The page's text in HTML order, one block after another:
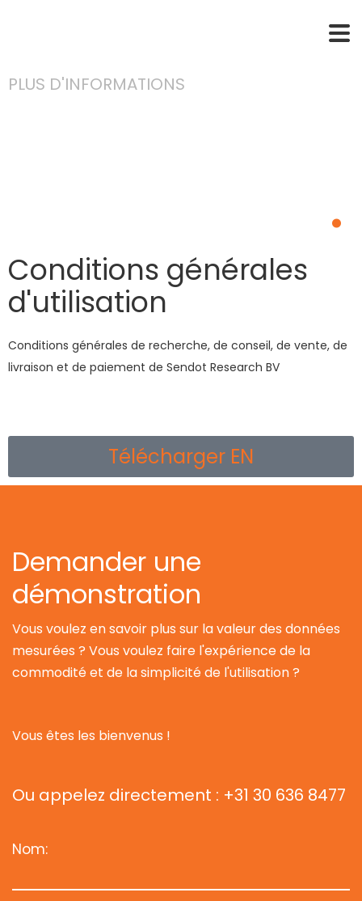
PLUS D'INFORMATIONS
.
Conditions générales
d'utilisation
Conditions générales de recherche, de conseil, de vente, de
livraison et de paiement de Sendot Research BV
Télécharger EN
Demander une
démonstration
Vous voulez en savoir plus sur la valeur des données
mesurées ? Vous voulez faire l'expérience de la
commodité et de la simplicité de l'utilisation ?
Vous êtes les bienvenus !
Ou appelez directement : +31 30 636 8477
Nom: